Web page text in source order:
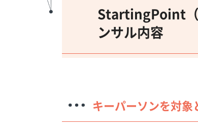
StartingPoint（
ンサル内容
キーパーソンを対